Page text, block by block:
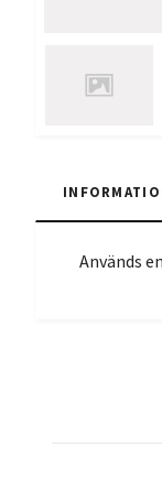
Används